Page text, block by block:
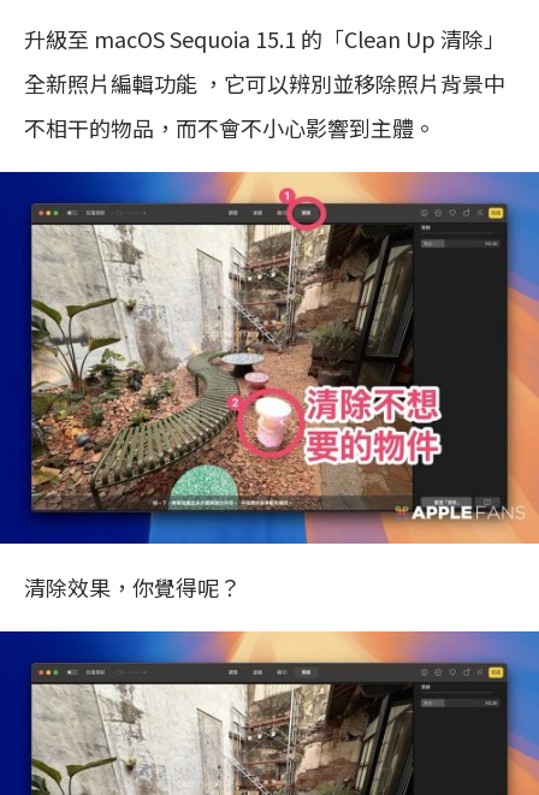
升級至 macOS Sequoia 15.1 的「Clean Up 清除」
全新照片編輯功能 ，它可以辨別並移除照片背景中
不相干的物品，而不會不小心影響到主體。
清除效果，你覺得呢？